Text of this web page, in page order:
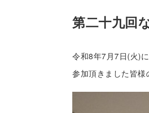
第二十九回
令和8年7月7日(火)
参加頂きました皆